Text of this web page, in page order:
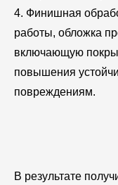
4. Финишная
работы, обложка
включающую
повышения
повреждениям.
В результате